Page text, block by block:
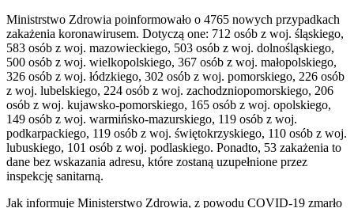
Ministrstwo Zdrowia poinformowało o 4765 nowych przypadkach
zakażenia koronawirusem. Dotyczą one: 712 osób z woj. śląskiego,
583 osób z woj. mazowieckiego, 503 osób z woj. dolnośląskiego,
500 osób z woj. wielkopolskiego, 367 osób z woj. małopolskiego,
326 osób z woj. łódzkiego, 302 osób z woj. pomorskiego, 226 osób
z woj. lubelskiego, 224 osób z woj. zachodzniopomorskiego, 206
osób z woj. kujawsko-pomorskiego, 165 osób z woj. opolskiego,
149 osób z woj. warmińsko-mazurskiego, 119 osób z woj.
podkarpackiego, 119 osób z woj. świętokrzyskiego, 110 osób z woj.
lubuskiego, 101 osób z woj. podlaskiego. Ponadto, 53 zakażenia to
dane bez wskazania adresu, które zostaną uzupełnione przez
inspekcję sanitarną.
Jak informuje Ministerstwo Zdrowia, z powodu COVID-19 zmarło